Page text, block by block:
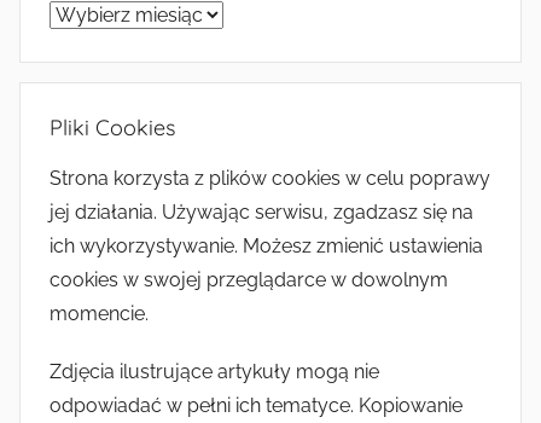
Archiwum
Pliki Cookies
Strona korzysta z plików cookies w celu poprawy
jej działania. Używając serwisu, zgadzasz się na
ich wykorzystywanie. Możesz zmienić ustawienia
cookies w swojej przeglądarce w dowolnym
momencie.
Zdjęcia ilustrujące artykuły mogą nie
odpowiadać w pełni ich tematyce. Kopiowanie